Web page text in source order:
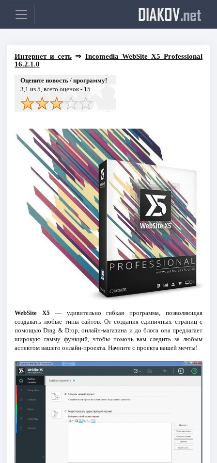
DIAKOV.net
Интернет и сеть ⇒ Incomedia WebSite X5 Professional
16.2.1.0
Оцените новость / программу!
3,1 из 5, всего оценок - 15
WebSite X5 — удивительно гибкая программа, позволяющая
создавать любые типы сайтов. От создания единичных страниц с
помощью Drag & Drop, онлайн-магазина и до блога она предлагает
широкую гамму функций, чтобы помочь вам следить за любым
аспектом вашего онлайн-проекта. Начните с проекта вашей мечты!